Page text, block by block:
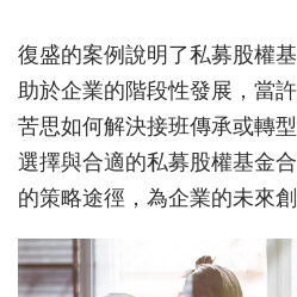
復盛的案例說明了私募股權
助於企業的階段性發展，當
苦思如何解決接班傳承或轉
選擇與合適的私募股權基金
的策略途徑，為企業的未來創